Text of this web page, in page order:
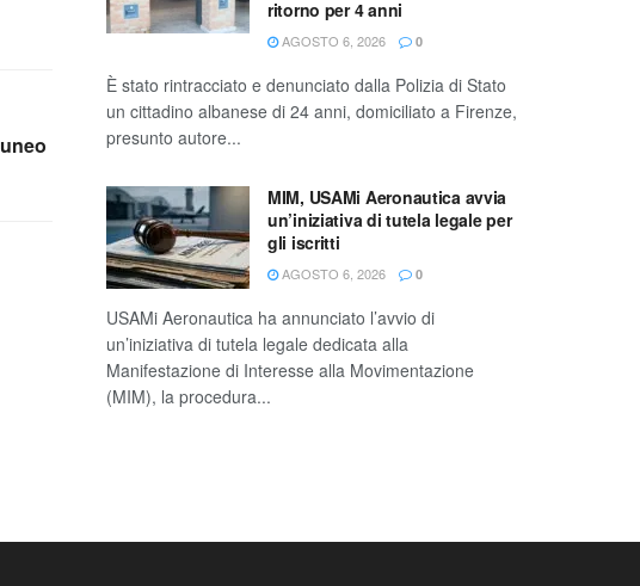
ritorno per 4 anni
AGOSTO 6, 2026 0
È stato rintracciato e denunciato dalla Polizia di Stato
un cittadino albanese di 24 anni, domiciliato a Firenze,
presunto autore...
MIM, USAMi Aeronautica avvia
un’iniziativa di tutela legale per
gli iscritti
AGOSTO 6, 2026 0
USAMi Aeronautica ha annunciato l’avvio di
un’iniziativa di tutela legale dedicata alla
Manifestazione di Interesse alla Movimentazione
(MIM), la procedura...